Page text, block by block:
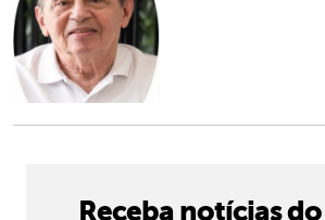
Receba notícias do